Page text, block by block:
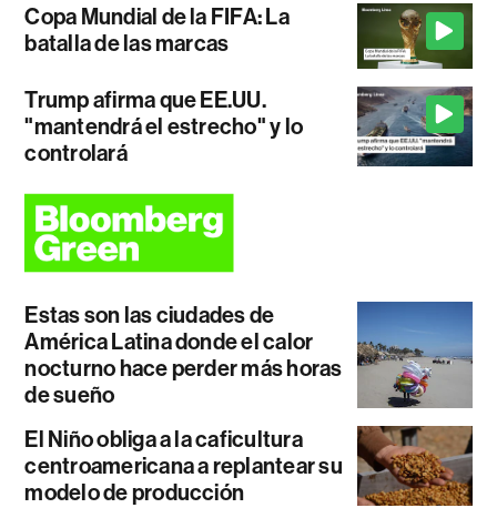
Copa Mundial de la FIFA: La
batalla de las marcas
Trump afirma que EE.UU.
"mantendrá el estrecho" y lo
controlará
Estas son las ciudades de
América Latina donde el calor
nocturno hace perder más horas
de sueño
El Niño obliga a la caficultura
centroamericana a replantear su
modelo de producción